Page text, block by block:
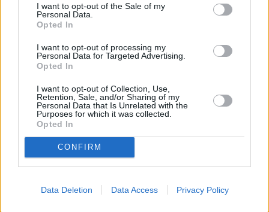
I want to opt-out of the Sale of my
Personal Data.
Opted In
I want to opt-out of processing my
Personal Data for Targeted Advertising.
Opted In
I want to opt-out of Collection, Use,
Retention, Sale, and/or Sharing of my
Personal Data that Is Unrelated with the
Purposes for which it was collected.
Opted In
CONFIRM
Data Deletion Data Access Privacy Policy